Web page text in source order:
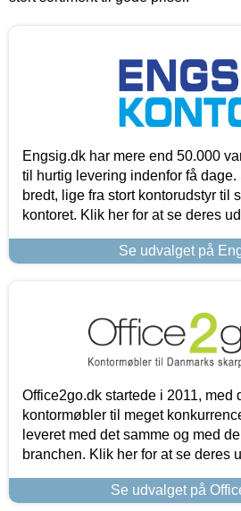
Engsig.dk har mere end 50.000
til hurtig levering indenfor få
bredt, lige fra stort kontorudstyr til
kontoret. Klik her for at se deres
Se udvalget på
Office2go.dk startede i 2011, med
kontormøbler til meget
leveret med det samme og med
branchen. Klik her for at se deres
Se udvalget på